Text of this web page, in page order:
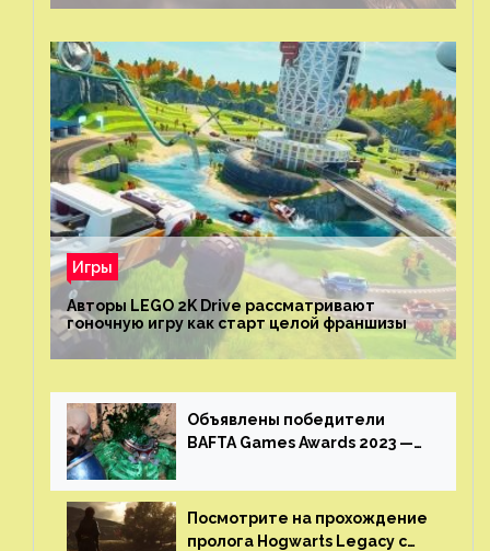
Игры
Авторы LEGO 2K Drive рассматривают
гоночную игру как старт целой франшизы
Объявлены победители
BAFTA Games Awards 2023 —
получила шесть наград
Посмотрите на прохождение
пролога Hogwarts Legacy с